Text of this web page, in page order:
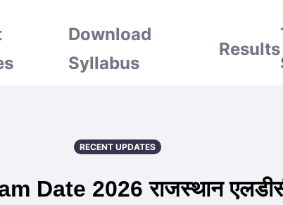
Download
Syllabus
Results
RECENT UPDATES
2026 राजस्थान एलडीसी